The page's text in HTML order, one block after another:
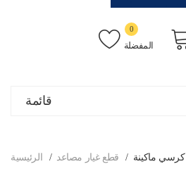
المفضلة
0
قائمة
الرئيسية قطع غيار مصاعد كرسي ماكينة